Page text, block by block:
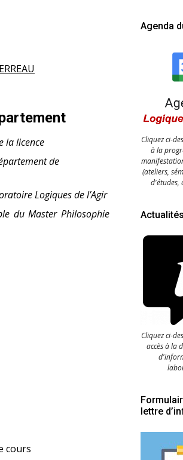
la licence
de
Logiques de l’Agir
du Master Philosophie
cours
Agenda
Cliquez ci-
à la
(ateliers,
d'études,
Cliquez ci-
accès à la
lettre